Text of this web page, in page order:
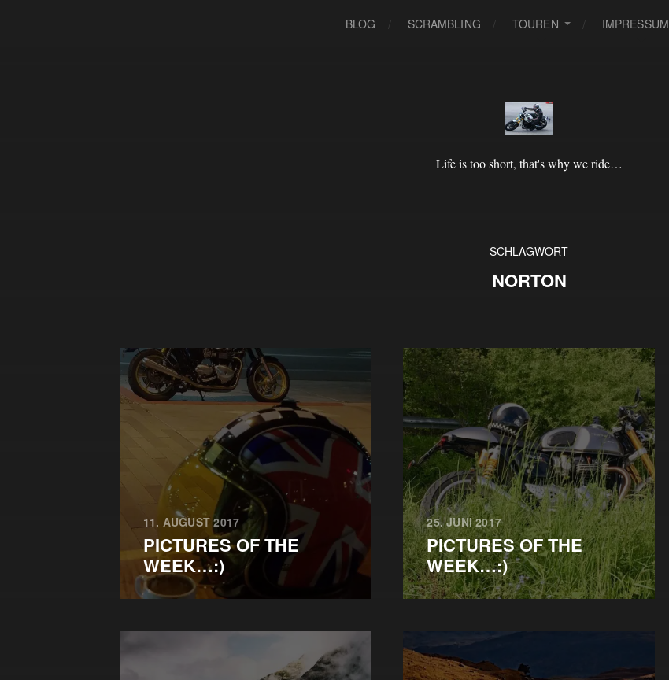
BLOG SCRAMBLING TOUREN IMPRESSUM
Life is too short, that's why we ride…
SCHLAGWORT
NORTON
11. AUGUST 2017
PICTURES OF THE
WEEK…:)
25. JUNI 2017
PICTURES OF THE
WEEK…:)